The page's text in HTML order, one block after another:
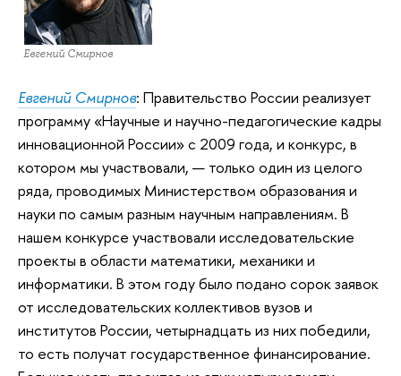
Евгений Смирнов
Евгений Смирнов: Правительство России реализует
программу «Научные и научно-педагогические кадры
инновационной России» с 2009 года, и конкурс, в
котором мы участвовали, — только один из целого
ряда, проводимых Министерством образования и
науки по самым разным научным направлениям. В
нашем конкурсе участвовали исследовательские
проекты в области математики, механики и
информатики. В этом году было подано сорок заявок
от исследовательских коллективов вузов и
институтов России, четырнадцать из них победили,
то есть получат государственное финансирование.